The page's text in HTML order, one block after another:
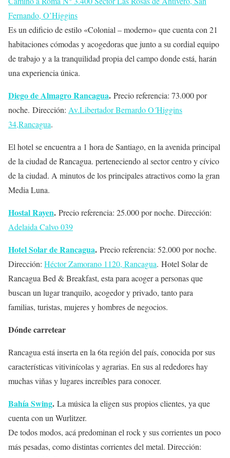
Fernando, O’Higgins
Es un edificio de estilo «Colonial – moderno» que cuenta con 21
habitaciones cómodas y acogedoras que junto a su cordial equipo
de trabajo y a la tranquilidad propia del campo donde está, harán
una experiencia única.
Diego de Almagro Rancagua. Precio referencia: 73.000 por
noche. Dirección: Av.Libertador Bernardo O´Higgins
34,Rancagua.
El hotel se encuentra a 1 hora de Santiago, en la avenida principal
de la ciudad de Rancagua. perteneciendo al sector centro y cívico
de la ciudad. A minutos de los principales atractivos como la gran
Media Luna.
Hostal Rayen. Precio referencia: 25.000 por noche. Dirección:
Adelaida Calvo 039
Hotel Solar de Rancagua. Precio referencia: 52.000 por noche.
Dirección: Héctor Zamorano 1120, Rancagua. Hotel Solar de
Rancagua Bed & Breakfast, esta para acoger a personas que
buscan un lugar tranquilo, acogedor y privado, tanto para
familias, turistas, mujeres y hombres de negocios.
Dónde carretear
Rancagua está inserta en la 6ta región del país, conocida por sus
características vitivinícolas y agrarias. En sus al rededores hay
muchas viñas y lugares increíbles para conocer.
Bahía Swing. La música la eligen sus propios clientes, ya que
cuenta con un Wurlitzer.
De todos modos, acá predominan el rock y sus corrientes un poco
más pesadas, como distintas corrientes del metal. Dirección: